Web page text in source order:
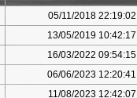
05/11/2018 22:19:02
13/05/2019 10:42:17
16/03/2022 09:54:15
06/06/2023 12:20:41
11/08/2023 12:42:07